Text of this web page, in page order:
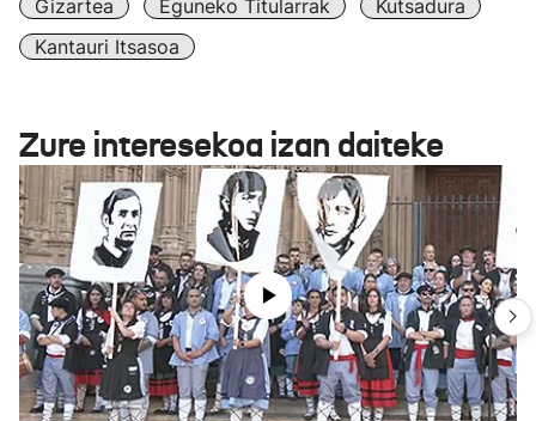
Gizartea Eguneko Titularrak
Kutsadura
Kantauri Itsasoa
Zure interesekoa izan daiteke